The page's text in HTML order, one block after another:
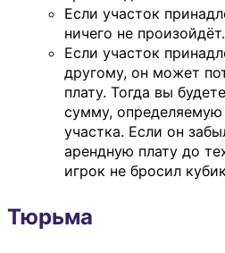
Если участок
ничего не произойдёт.
Если участок
другому, он может
плату. Тогда вы
сумму,
участка. Если он
арендную плату до
игрок не бросил
Тюрьма